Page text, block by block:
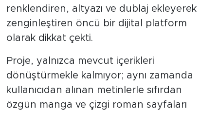
renklendiren, altyazı ve dublaj ekleyerek
zenginleştiren öncü bir dijital platform
olarak dikkat çekti.
Proje, yalnızca mevcut içerikleri
dönüştürmekle kalmıyor; aynı zamanda
kullanıcıdan alınan metinlerle sıfırdan
özgün manga ve çizgi roman sayfaları